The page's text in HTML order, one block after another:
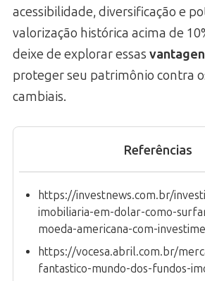
acessibilidade, diversificação e
valorização histórica acima de
deixe de explorar essas
proteger seu patrimônio contra
cambiais.
Referências
https://investnews.com.br/
imobiliaria-em-dolar-como-
moeda-americana-com-
https://vocesa.abril.com.br/
fantastico-mundo-dos-fundos-